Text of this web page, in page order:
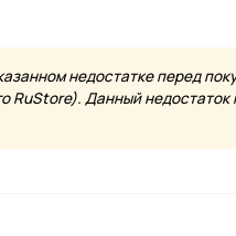
недостатке перед
RuStore). Данный недостаток